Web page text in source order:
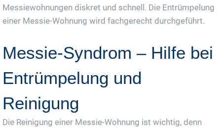
Messiewohnungen diskret und schnell. Die Entrümpelung
einer Messie-Wohnung wird fachgerecht durchgeführt.
Messie-Syndrom – Hilfe bei
Entrümpelung und
Reinigung
Die Reinigung einer Messie-Wohnung ist wichtig, denn